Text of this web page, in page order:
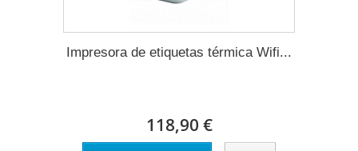
Impresora de etiquetas térmica Wifi...
118,90 €